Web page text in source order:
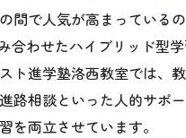
間で人気が高まっている
合わせたハイブリッド型
ト進学塾洛西教室では、
路相談といった人的サポ
を両立させています。